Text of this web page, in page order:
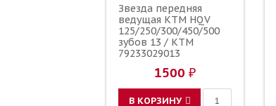
Звезда передняя
ведущая KTM HQV
125/250/300/450/500
зубов 13 / KTM
79233029013
1500 ₽
В КОРЗИНУ